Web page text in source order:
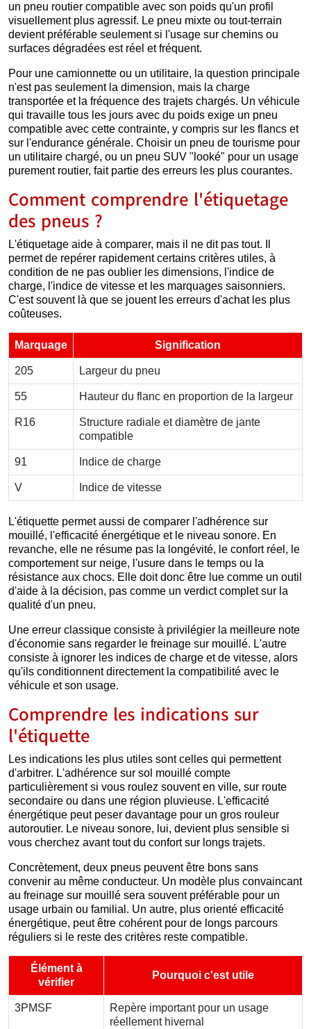
un pneu routier compatible avec son poids qu'un profil
visuellement plus agressif. Le pneu mixte ou tout-terrain
devient préférable seulement si l'usage sur chemins ou
surfaces dégradées est réel et fréquent.
Pour une camionnette ou un utilitaire, la question principale
n'est pas seulement la dimension, mais la charge
transportée et la fréquence des trajets chargés. Un véhicule
qui travaille tous les jours avec du poids exige un pneu
compatible avec cette contrainte, y compris sur les flancs et
sur l'endurance générale. Choisir un pneu de tourisme pour
un utilitaire chargé, ou un pneu SUV "looké" pour un usage
purement routier, fait partie des erreurs les plus courantes.
Comment comprendre l'étiquetage
des pneus ?
L'étiquetage aide à comparer, mais il ne dit pas tout. Il
permet de repérer rapidement certains critères utiles, à
condition de ne pas oublier les dimensions, l'indice de
charge, l'indice de vitesse et les marquages saisonniers.
C'est souvent là que se jouent les erreurs d'achat les plus
coûteuses.
Marquage Signification
205 Largeur du pneu
55 Hauteur du flanc en proportion de la largeur
R16
Structure radiale et diamètre de jante
compatible
91 Indice de charge
V Indice de vitesse
L'étiquette permet aussi de comparer l'adhérence sur
mouillé, l'efficacité énergétique et le niveau sonore. En
revanche, elle ne résume pas la longévité, le confort réel, le
comportement sur neige, l'usure dans le temps ou la
résistance aux chocs. Elle doit donc être lue comme un outil
d'aide à la décision, pas comme un verdict complet sur la
qualité d'un pneu.
Une erreur classique consiste à privilégier la meilleure note
d'économie sans regarder le freinage sur mouillé. L'autre
consiste à ignorer les indices de charge et de vitesse, alors
qu'ils conditionnent directement la compatibilité avec le
véhicule et son usage.
Comprendre les indications sur
l'étiquette
Les indications les plus utiles sont celles qui permettent
d'arbitrer. L'adhérence sur sol mouillé compte
particulièrement si vous roulez souvent en ville, sur route
secondaire ou dans une région pluvieuse. L'efficacité
énergétique peut peser davantage pour un gros rouleur
autoroutier. Le niveau sonore, lui, devient plus sensible si
vous cherchez avant tout du confort sur longs trajets.
Concrètement, deux pneus peuvent être bons sans
convenir au même conducteur. Un modèle plus convaincant
au freinage sur mouillé sera souvent préférable pour un
usage urbain ou familial. Un autre, plus orienté efficacité
énergétique, peut être cohérent pour de longs parcours
réguliers si le reste des critères reste compatible.
Élément à
vérifier
Pourquoi c'est utile
3PMSF
Repère important pour un usage
réellement hivernal